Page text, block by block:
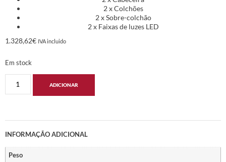
2 x Colchões
2 x Sobre-colchão
2 x Faixas de luzes LED
1.328,62€ IVA incluido
Em stock
ADICIONAR
INFORMAÇÃO ADICIONAL
Peso